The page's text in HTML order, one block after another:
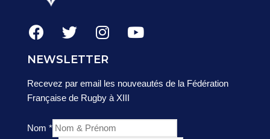
NEWSLETTER
Recevez par email les nouveautés de la Fédération
Française de Rugby à XIII
Nom *